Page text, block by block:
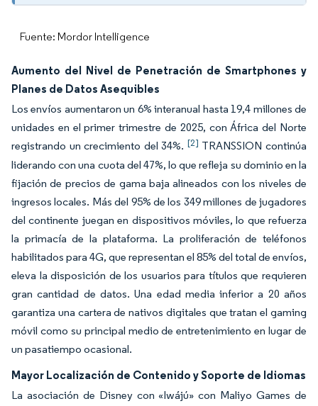
Fuente: Mordor Intelligence
Aumento del Nivel de Penetración de Smartphones y
Planes de Datos Asequibles
Los envíos aumentaron un 6% interanual hasta 19,4 millones de
unidades en el primer trimestre de 2025, con África del Norte
registrando un crecimiento del 34%. [2] TRANSSION continúa
liderando con una cuota del 47%, lo que refleja su dominio en la
fijación de precios de gama baja alineados con los niveles de
ingresos locales. Más del 95% de los 349 millones de jugadores
del continente juegan en dispositivos móviles, lo que refuerza
la primacía de la plataforma. La proliferación de teléfonos
habilitados para 4G, que representan el 85% del total de envíos,
eleva la disposición de los usuarios para títulos que requieren
gran cantidad de datos. Una edad media inferior a 20 años
garantiza una cartera de nativos digitales que tratan el gaming
móvil como su principal medio de entretenimiento en lugar de
un pasatiempo ocasional.
Mayor Localización de Contenido y Soporte de Idiomas
La asociación de Disney con «Iwájú» con Maliyo Games de